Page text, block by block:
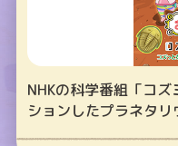
NHKの科学番組「コ
ションしたプラネタリ